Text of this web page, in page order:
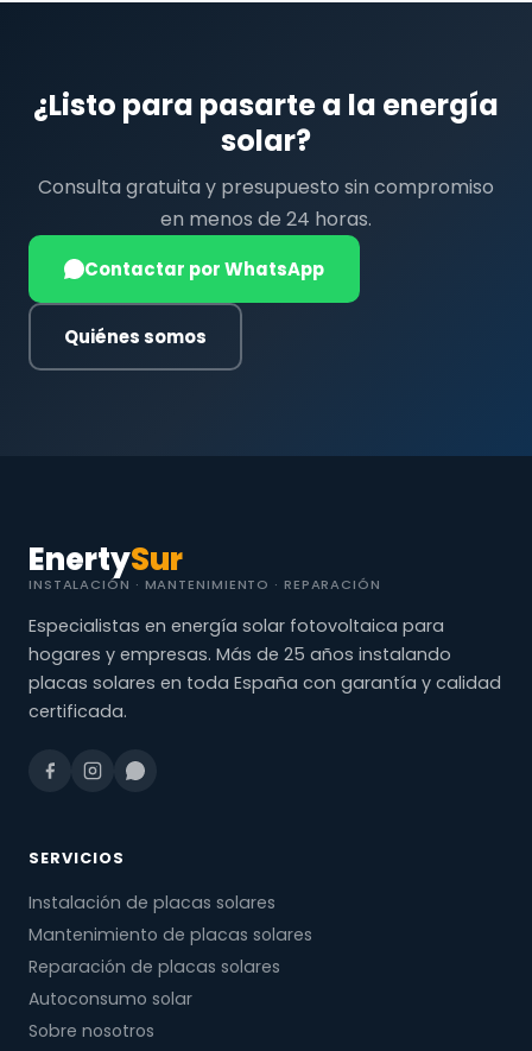
¿Listo para pasarte a la energía
solar?
Consulta gratuita y presupuesto sin compromiso
en menos de 24 horas.
Contactar por WhatsApp
Quiénes somos
EnertySur
INSTALACIÓN · MANTENIMIENTO · REPARACIÓN
Especialistas en energía solar fotovoltaica para
hogares y empresas. Más de 25 años instalando
placas solares en toda España con garantía y calidad
certificada.
SERVICIOS
Instalación de placas solares
Mantenimiento de placas solares
Reparación de placas solares
Autoconsumo solar
Sobre nosotros